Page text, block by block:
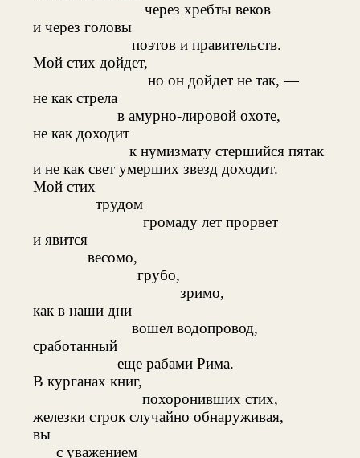
через хребты веков
и через головы
поэтов и правительств.
Мой стих дойдет,
но он дойдет не так, —
не как стрела
в амурно-лировой охоте,
не как доходит
к нумизмату стершийся пятак
и не как свет умерших звезд доходит.
Мой стих
трудом
громаду лет прорвет
и явится
весомо,
грубо,
зримо,
как в наши дни
вошел водопровод,
сработанный
еще рабами Рима.
В курганах книг,
похоронивших стих,
железки строк случайно обнаруживая,
вы
с уважением